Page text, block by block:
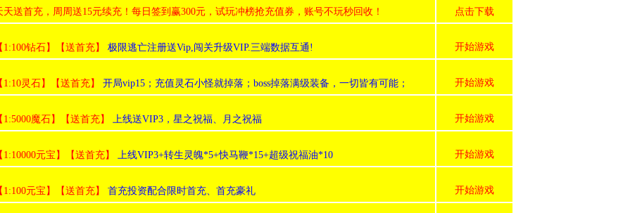
天送首充，周周送15元续充！每日签到赢300元，试玩冲榜抢充值券，账号不玩秒回收！ 点击下载
1:100钻石】【送首充】 极限逃亡注册送Vip,闯关升级VIP.三端数据互通! 开始游戏
1:10灵石】【送首充】 开局vip15；充值灵石小怪就掉落；boss掉落满级装备，一切皆有可能； 开始游戏
1:5000魔石】【送首充】 上线送VIP3，星之祝福、月之祝福 开始游戏
1:10000元宝】【送首充】 上线VIP3+转生灵魄*5+快马鞭*15+超级祝福油*10 开始游戏
1:100元宝】【送首充】 首充投资配合限时首充、首充豪礼 开始游戏